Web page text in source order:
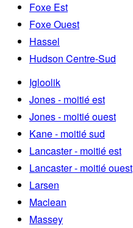
Foxe Est
Foxe Ouest
Hassel
Hudson Centre-Sud
Igloolik
Jones - moitié est
Jones - moitié ouest
Kane - moitié sud
Lancaster - moitié est
Lancaster - moitié ouest
Larsen
Maclean
Massey